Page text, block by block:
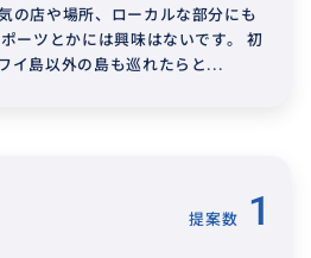
の店や場所、ローカルな部分にも
ーツとかには興味はないです。 初
イ島以外の島も巡れたらと...
提案数 1